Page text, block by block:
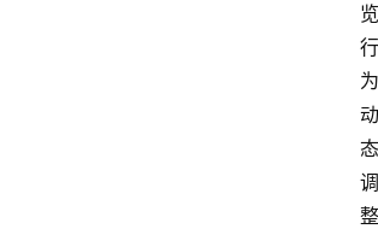
览
行
为
动
态
调
整